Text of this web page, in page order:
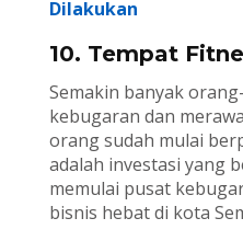
Dilakukan
10. Tempat
Semakin banyak
kebugaran dan
orang sudah mulai
adalah investasi yang
memulai pusat
bisnis hebat di kota